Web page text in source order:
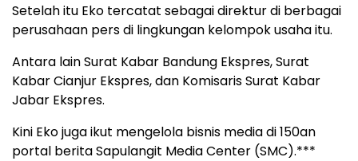
Setelah itu Eko tercatat sebagai direktur di berbagai
perusahaan pers di lingkungan kelompok usaha itu.
Antara lain Surat Kabar Bandung Ekspres, Surat
Kabar Cianjur Ekspres, dan Komisaris Surat Kabar
Jabar Ekspres.
Kini Eko juga ikut mengelola bisnis media di 150an
portal berita Sapulangit Media Center (SMC).***